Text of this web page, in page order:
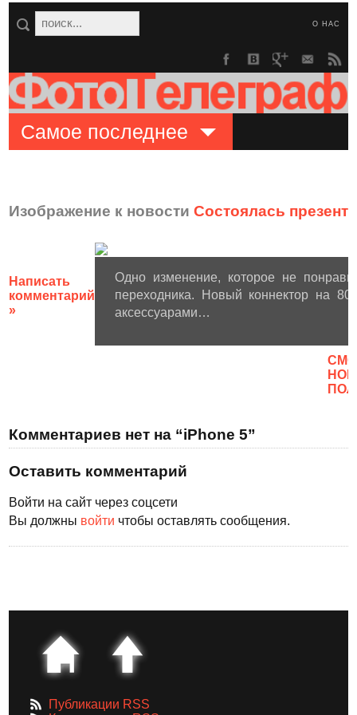
О НАС
Самое последнее
Изображение к новостиСостоялась
Написать
комментарий
»
Одно изменение, которое не
переходника. Новый коннектор на
аксессуарами…
Комментариев нет на “iPhone 5”
Оставить комментарий
Войти на сайт через соцсети
Вы должны войти чтобы оставлять сообщения.
Публикации RSS